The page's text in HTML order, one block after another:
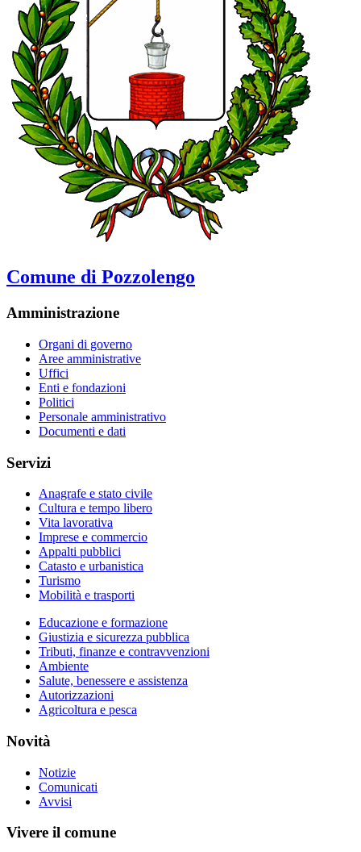
Comune di Pozzolengo
Amministrazione
Organi di governo
Aree amministrative
Uffici
Enti e fondazioni
Politici
Personale amministrativo
Documenti e dati
Servizi
Anagrafe e stato civile
Cultura e tempo libero
Vita lavorativa
Imprese e commercio
Appalti pubblici
Catasto e urbanistica
Turismo
Mobilità e trasporti
Educazione e formazione
Giustizia e sicurezza pubblica
Tributi, finanze e contravvenzioni
Ambiente
Salute, benessere e assistenza
Autorizzazioni
Agricoltura e pesca
Novità
Notizie
Comunicati
Avvisi
Vivere il comune